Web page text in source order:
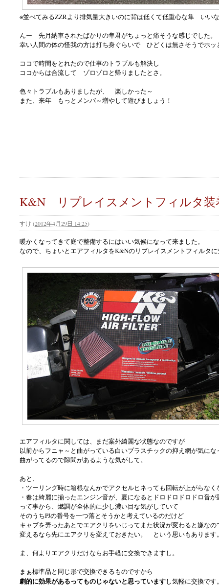
※並べてみるZZRより排気量大きいのに背は低くて低重心な隼 いい
んー 先月納車されたばかりの隼君がちょっと痛そうな感じでした。
幸い人間の体の怪我の方は打ち身ぐらいで ひどくは無さそうでホッ
ココで時間をとれたので仕事のトラブルも解決し
ココからは合流して ゾロゾロと帰りましたとさ。
色々トラブルもありましたが、 楽しかった～
また、来年 もっとメンバ～増やして遊びましょう！
K&N リプレイスメントフィルタ装
すけ (2012年4月29日 14:25)
暖かくなってきて庭で整備するにはいい気候になって来ました。
なので、ちょいとエアフィルタをK&Nのリプレイスメントフィルタ
エアフィルタに関しては、まだ案外綺麗な状態なのですが
以前からフニャ～と曲がっている白いプラスチックの抑え網が気にな
曲がってるので隙間があるような気がして。
あと、
・ツーリング時に箱根なんかでアクセルヒネっても回転が上がらな
・春は綺麗に揃ったエンジン音が、夏になるとドロドロドロドロ音が
って事から、燃調が全体的に少し濃い目な気がしていて
そのうちPJの番号を一つ落とそうかと考えているのだけど
キャブを弄ったあとでエアクリをいじってまた状況が変わると嫌なの
変えるなら先にエアクリを変えておきたい。 という思いもあります
ま、何よりエアクリだけならお手軽に交換できますし。
まぁ標準品と同じ形で交換できるものですから
劇的に効果があるってものじゃないと思っていますし気軽に交換です